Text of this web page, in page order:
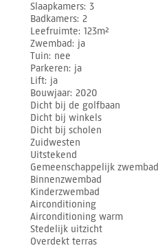
Slaapkamers 3
Badkamers 2
Leefruimte 123m²
Zwembad ja
Tuin nee
Parkeren ja
Lift ja
Bouwjaar 2020
Dicht bij de golfbaan
Dicht bij winkels
Dicht bij scholen
Zuidwesten
Uitstekend
Gemeenschappelijk zwembad
Binnenzwembad
Kinderzwembad
Airconditioning
Airconditioning warm
Stedelijk uitzicht
Overdekt terras